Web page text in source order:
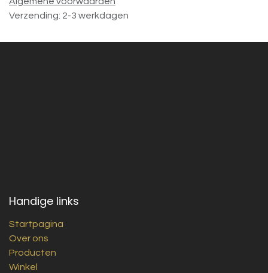
Verzending: 2-3 werkdagen
Handige links
Startpagina
Over ons
Producten
Winkel